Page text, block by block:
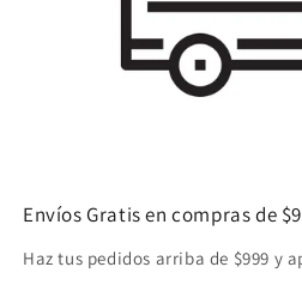
Envíos Gratis en compras de
Haz tus pedidos arriba de $999 y